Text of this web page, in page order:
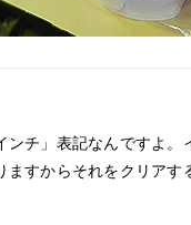
チ」表記なんですよ。
すからそれをクリアす